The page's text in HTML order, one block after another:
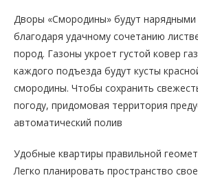
Дворы «Смородины» будут
благодаря удачному сочетанию
пород. Газоны укроет густой ковер
каждого подъезда будут кусты
смородины. Чтобы сохранить
погоду, придомовая территория
автоматический полив
Удобные квартиры правильной
Легко планировать пространство